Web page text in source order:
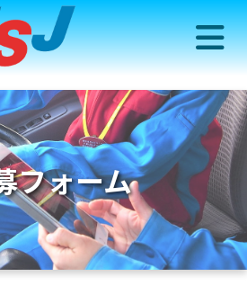
フォーム